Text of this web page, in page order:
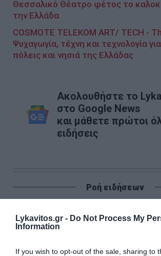
Lykavitos.gr - Do Not Process My
Information
If you wish to opt-out of the sale, sharing to
Θεσσαλικό Θέατρο φέτος το
την Ελλάδα
COSMOTE TELEKOM ART/ TECH -
Ψυχαγωγία, τέχνη και τεχνολογία
πόλεις και νησιά της Ελλάδας
Ακολουθήστε το
στο Google News
και μάθετε πρώτοι
ειδήσεις
Ροή ειδήσεων
για τους υπαίτιους της πυρκαγιάς στη